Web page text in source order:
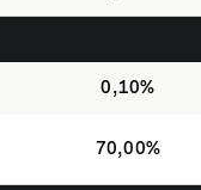
0,10%
70,00%